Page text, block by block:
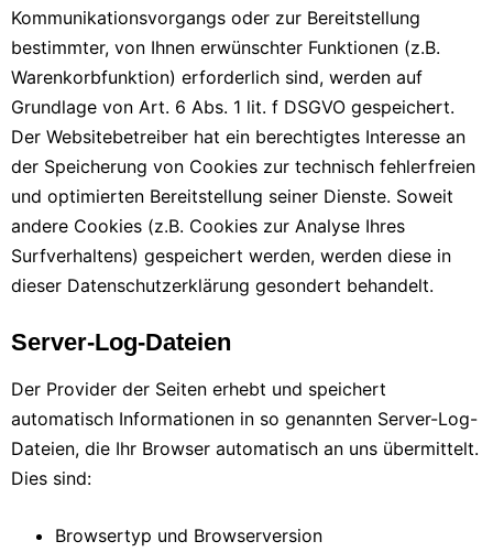
Kommunikationsvorgangs oder zur Bereitstellung
bestimmter, von Ihnen erwünschter Funktionen (z.B.
Warenkorbfunktion) erforderlich sind, werden auf
Grundlage von Art. 6 Abs. 1 lit. f DSGVO gespeichert.
Der Websitebetreiber hat ein berechtigtes Interesse an
der Speicherung von Cookies zur technisch fehlerfreien
und optimierten Bereitstellung seiner Dienste. Soweit
andere Cookies (z.B. Cookies zur Analyse Ihres
Surfverhaltens) gespeichert werden, werden diese in
dieser Datenschutzerklärung gesondert behandelt.
Server-Log-Dateien
Der Provider der Seiten erhebt und speichert
automatisch Informationen in so genannten Server-Log-
Dateien, die Ihr Browser automatisch an uns übermittelt.
Dies sind:
Browsertyp und Browserversion